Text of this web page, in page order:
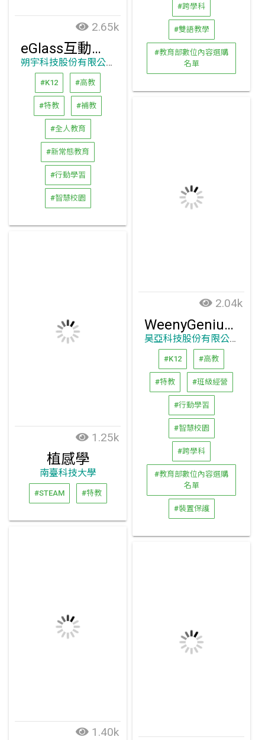
#跨學科
#雙語教學
#教育部數位內容選購
名單
2.65k
eGlass互動型光板
朔宇科技股份有限公司
#K12 #高教
#特教 #補教
#全人教育
#新常態教育
#行動學習
#智慧校園
2.04k
WeenyGenius 行動教學&裝置保護系統
昊亞科技股份有限公司
#K12 #高教
#特教 #班級經營
#行動學習
#智慧校園
#跨學科
#教育部數位內容選購
名單
#裝置保護
1.25k
植感學
南臺科技大學
#STEAM #特教
1.40k